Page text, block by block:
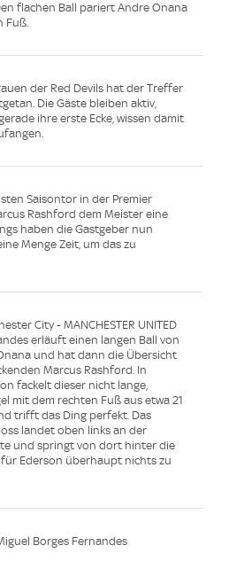
flachen Ball pariert Andre Onana
Fuß.
der Red Devils hat der Treffer
Die Gäste bleiben aktiv,
ihre erste Ecke, wissen damit
Saisontor in der Premier
Rashford dem Meister eine
haben die Gastgeber nun
Menge Zeit, um das zu
City - MANCHESTER UNITED
erläuft einen langen Ball von
und hat dann die Übersicht
Marcus Rashford. In
fackelt dieser nicht lange,
mit dem rechten Fuß aus etwa 21
trifft das Ding perfekt. Das
landet oben links an der
und springt von dort hinter die
für Ederson überhaupt nichts zu
Borges Fernandes